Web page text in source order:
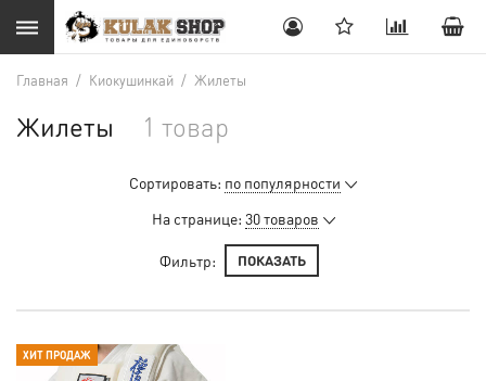
Главная / Киокушинкай / Жилеты
Жилеты 1 товар
Сортировать: по популярности
На странице: 30 товаров
Фильтр: ПОКАЗАТЬ
ХИТ ПРОДАЖ